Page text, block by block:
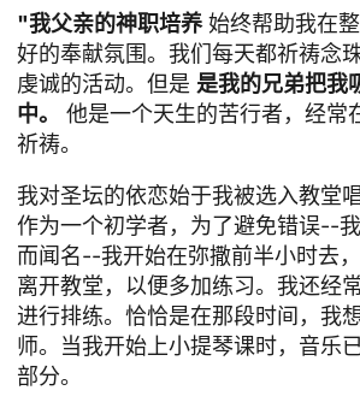
"我父亲的神职培养始终帮助我在
好的奉献氛围。我们每天都祈祷念
虔诚的活动。但是 是我的兄弟把我
中。
他是一个天生的苦行者，经常
祈祷。
我对圣坛的依恋始于我被选入教堂
作为一个初学者，为了避免错误--
而闻名--我开始在弥撒前半小时去
离开教堂，以便多加练习。我还经
进行排练。恰恰是在那段时间，我
师。当我开始上小提琴课时，音乐
部分。